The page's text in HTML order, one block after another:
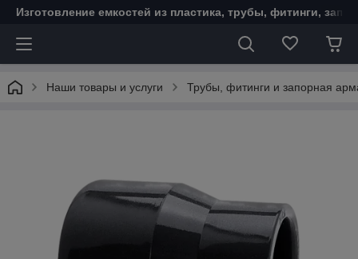
Изготовление емкостей из пластика, трубы, фитинги,
Наши товары и услуги Трубы, фитинги и запорная